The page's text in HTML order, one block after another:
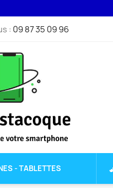
: 09 87 35 09 96
- TABLETTES